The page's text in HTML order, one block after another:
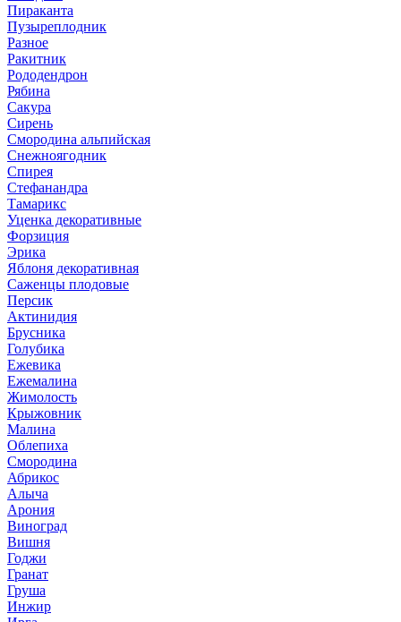
Пираканта
Пузыреплодник
Разное
Ракитник
Рододендрон
Рябина
Сакура
Сирень
Смородина альпийская
Снежноягодник
Спирея
Стефанандра
Тамарикс
Уценка декоративные
Форзиция
Эрика
Яблоня декоративная
Саженцы плодовые
Персик
Актинидия
Брусника
Голубика
Ежевика
Ежемалина
Жимолость
Крыжовник
Малина
Облепиха
Смородина
Абрикос
Алыча
Арония
Виноград
Вишня
Годжи
Гранат
Груша
Инжир